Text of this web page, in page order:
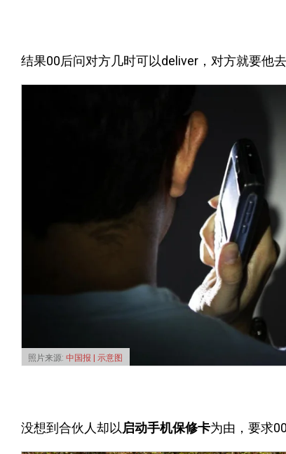
结果00后问对方几时可以deliver，对方就要他
照片来源: 中国报 | 示意图
没想到合伙人却以启动手机保修卡为由，要求